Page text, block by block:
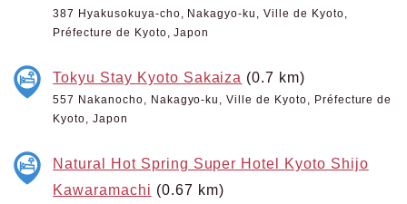
387 Hyakusokuya-cho, Nakagyo-ku, Ville de Kyoto,
Préfecture de Kyoto, Japon
Tokyu Stay Kyoto Sakaiza (0.7 km)
557 Nakanocho, Nakagyo-ku, Ville de Kyoto, Préfecture de
Kyoto, Japon
Natural Hot Spring Super Hotel Kyoto Shijo
Kawaramachi (0.67 km)